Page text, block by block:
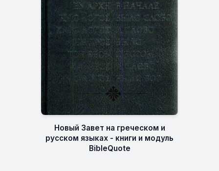
Новый Завет на греческом и
русском языках - книги и модуль
BibleQuote